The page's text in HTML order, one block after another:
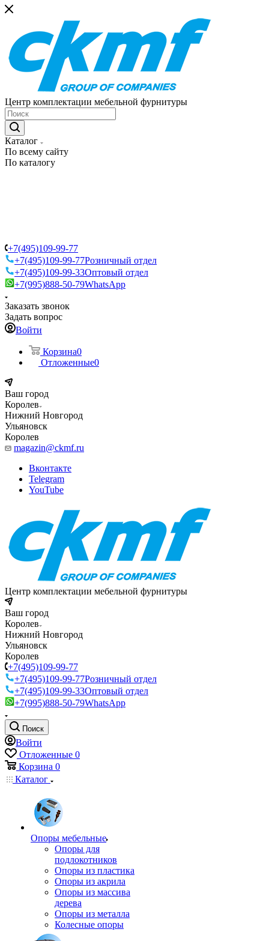
Центр комплектации мебельной фурнитуры
Каталог
По всему сайту
По каталогу
+7(495)109-99-77
+7(495)109-99-77Розничный отдел
+7(495)109-99-33Оптовый отдел
+7(995)888-50-79WhatsApp
Заказать звонок
Задать вопрос
Войти
Корзина0
Отложенные0
Ваш город
Королев
Нижний Новгород
Ульяновск
Королев
magazin@ckmf.ru
Вконтакте
Telegram
YouTube
Центр комплектации мебельной фурнитуры
Ваш город
Королев
Нижний Новгород
Ульяновск
Королев
+7(495)109-99-77
+7(495)109-99-77Розничный отдел
+7(495)109-99-33Оптовый отдел
+7(995)888-50-79WhatsApp
Поиск
Войти
Отложенные 0
Корзина 0
Каталог
Опоры мебельные
Опоры для
подлокотников
Опоры из пластика
Опоры из акрила
Опоры из массива
дерева
Опоры из металла
Колесные опоры